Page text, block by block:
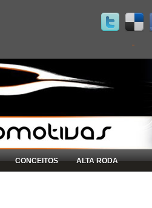
CONCEITOS ALTA RODA